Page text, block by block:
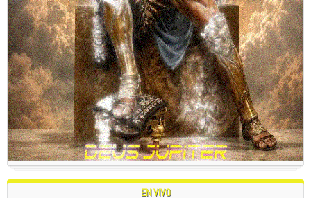
EN VIVO